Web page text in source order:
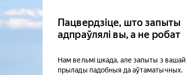
Пацвердзіце, што запыты
адпраўлялі вы, а не робат
Нам вельмі шкада, але запыты з вашай
прылады падобныя да аўтаматычных.